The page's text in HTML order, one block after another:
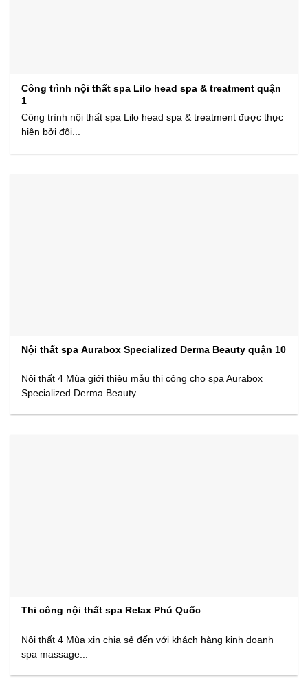
Công trình nội thất spa Lilo head spa & treatment quận
1
Công trình nội thất spa Lilo head spa & treatment được thực
hiện bởi đội...
Nội thất spa Aurabox Specialized Derma Beauty quận 10
Nội thất 4 Mùa giới thiệu mẫu thi công cho spa Aurabox
Specialized Derma Beauty...
Thi công nội thất spa Relax Phú Quốc
Nội thất 4 Mùa xin chia sẻ đến với khách hàng kinh doanh
spa massage...